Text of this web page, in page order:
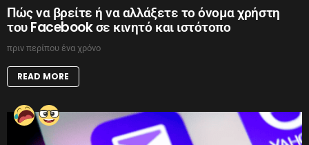
Πώς να βρείτε ή να αλλάξετε το όνομα χρήστη
του Facebook σε κινητό και ιστότοπο
πριν περίπου ένα χρόνο
READ MORE